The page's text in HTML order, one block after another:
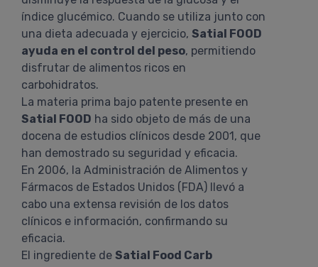
índice glucémico. Cuando se utiliza junto con
una dieta adecuada y ejercicio, Satial FOOD
ayuda en el control del peso, permitiendo
disfrutar de alimentos ricos en
carbohidratos.
La materia prima bajo patente presente en
Satial FOOD ha sido objeto de más de una
docena de estudios clínicos desde 2001, que
han demostrado su seguridad y eficacia.
En 2006, la Administración de Alimentos y
Fármacos de Estados Unidos (FDA) llevó a
cabo una extensa revisión de los datos
clínicos e información, confirmando su
eficacia.
El ingrediente de Satial Food Carb